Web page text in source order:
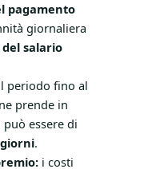
pagamento
giornaliera
del salario
periodo fino al
prende in
essere di
.
i costi